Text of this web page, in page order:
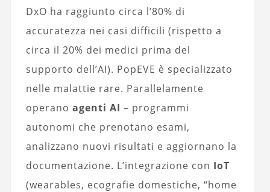
DxO ha raggiunto circa l’80% di
accuratezza nei casi difficili (rispetto a
circa il 20% dei medici prima del
supporto dell’AI). PopEVE è specializzato
nelle malattie rare. Parallelamente
operano agenti AI – programmi
autonomi che prenotano esami,
analizzano nuovi risultati e aggiornano la
documentazione. L’integrazione con IoT
(wearables, ecografie domestiche, “home